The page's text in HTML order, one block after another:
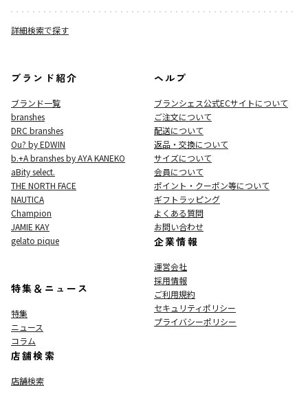
詳細検索で探す
ブランド紹介
ブランド一覧
branshes
DRC branshes
Ou? by EDWIN
b.+A branshes by AYA KANEKO
aBity select.
THE NORTH FACE
NAUTICA
Champion
JAMIE KAY
gelato pique
特集＆ニュース
特集
ニュース
コラム
店舗検索
店舗検索
ヘルプ
ブランシェス公式ECサイトについて
ご注文について
配送について
返品・交換について
サイズについて
会員について
ポイント・クーポン等について
ギフトラッピング
よくある質問
お問い合わせ
企業情報
運営会社
採用情報
ご利用規約
セキュリティポリシー
プライバシーポリシー